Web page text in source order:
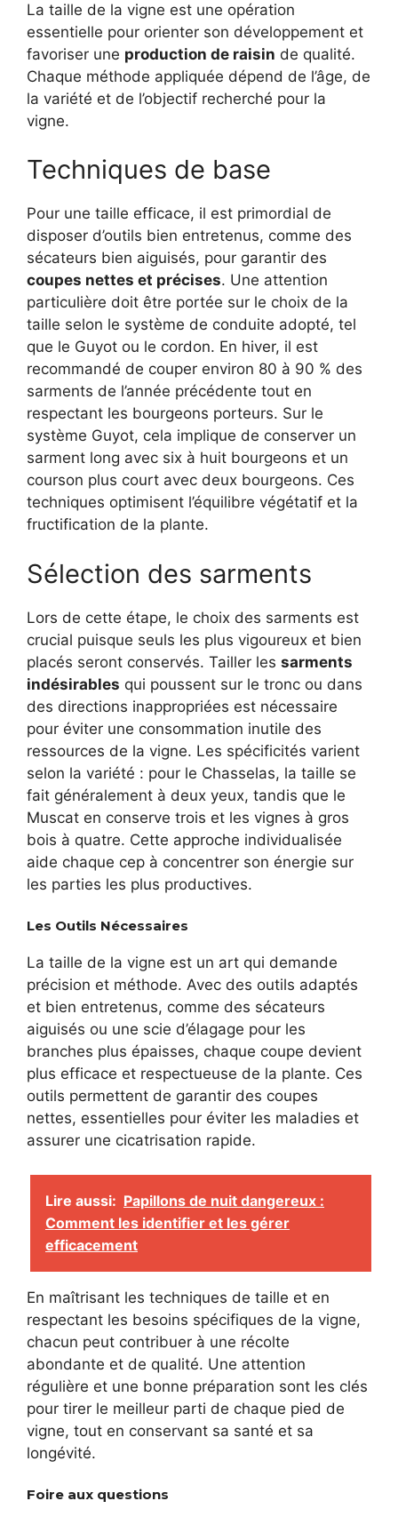
La taille de la vigne est une opération
essentielle pour orienter son développement et
favoriser une production de raisin de qualité.
Chaque méthode appliquée dépend de l’âge, de
la variété et de l’objectif recherché pour la
vigne.
Techniques de base
Pour une taille efficace, il est primordial de
disposer d’outils bien entretenus, comme des
sécateurs bien aiguisés, pour garantir des
coupes nettes et précises. Une attention
particulière doit être portée sur le choix de la
taille selon le système de conduite adopté, tel
que le Guyot ou le cordon. En hiver, il est
recommandé de couper environ 80 à 90 % des
sarments de l’année précédente tout en
respectant les bourgeons porteurs. Sur le
système Guyot, cela implique de conserver un
sarment long avec six à huit bourgeons et un
courson plus court avec deux bourgeons. Ces
techniques optimisent l’équilibre végétatif et la
fructification de la plante.
Sélection des sarments
Lors de cette étape, le choix des sarments est
crucial puisque seuls les plus vigoureux et bien
placés seront conservés. Tailler les sarments
indésirables qui poussent sur le tronc ou dans
des directions inappropriées est nécessaire
pour éviter une consommation inutile des
ressources de la vigne. Les spécificités varient
selon la variété : pour le Chasselas, la taille se
fait généralement à deux yeux, tandis que le
Muscat en conserve trois et les vignes à gros
bois à quatre. Cette approche individualisée
aide chaque cep à concentrer son énergie sur
les parties les plus productives.
Les Outils Nécessaires
La taille de la vigne est un art qui demande
précision et méthode. Avec des outils adaptés
et bien entretenus, comme des sécateurs
aiguisés ou une scie d’élagage pour les
branches plus épaisses, chaque coupe devient
plus efficace et respectueuse de la plante. Ces
outils permettent de garantir des coupes
nettes, essentielles pour éviter les maladies et
assurer une cicatrisation rapide.
Lire aussi: Papillons de nuit dangereux :
Comment les identifier et les gérer
efficacement
En maîtrisant les techniques de taille et en
respectant les besoins spécifiques de la vigne,
chacun peut contribuer à une récolte
abondante et de qualité. Une attention
régulière et une bonne préparation sont les clés
pour tirer le meilleur parti de chaque pied de
vigne, tout en conservant sa santé et sa
longévité.
Foire aux questions